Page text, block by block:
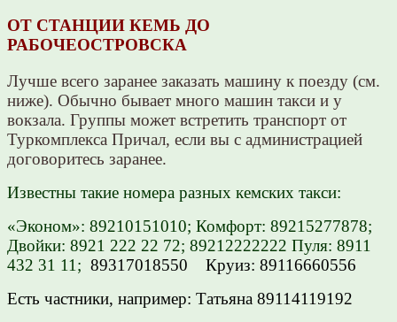
ОТ СТАНЦИИ КЕМЬ ДО
РАБОЧЕОСТРОВСКА
Лучше всего заранее заказать машину к поезду (см.
ниже). Обычно бывает много машин такси и у
вокзала. Группы может встретить транспорт от
Туркомплекса Причал, если вы с администрацией
договоритесь заранее.
Известны такие номера разных кемских такси:
«Эконом»: 89210151010; Комфорт: 89215277878;
Двойки: 8921 222 22 72; 89212222222 Пуля: 8911
432 31 11; 89317018550 Круиз: 89116660556
Есть частники, например: Татьяна 89114119192